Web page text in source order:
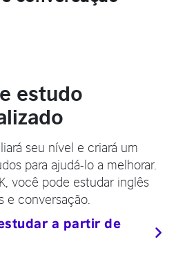
estudo
seu nível e criará um
para ajudá-lo a melhorar.
você pode estudar inglês
e conversação.
a partir de